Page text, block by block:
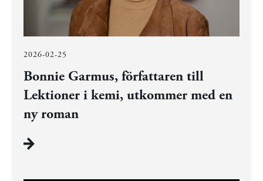
2026-02-25
Bonnie Garmus, författaren till
Lektioner i kemi, utkommer med en
ny roman